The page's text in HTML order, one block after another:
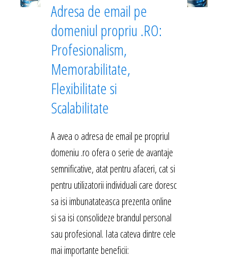
Adresa de email pe
domeniul propriu .RO:
Profesionalism,
Memorabilitate,
Flexibilitate si
Scalabilitate
A avea o adresa de email pe propriul
domeniu .ro ofera o serie de avantaje
semnificative, atat pentru afaceri, cat si
pentru utilizatorii individuali care doresc
sa isi imbunatateasca prezenta online
si sa isi consolideze brandul personal
sau profesional. Iata cateva dintre cele
mai importante beneficii: